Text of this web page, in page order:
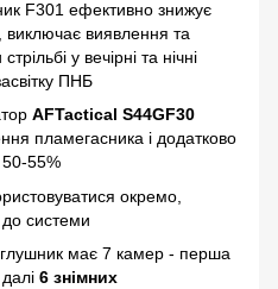
F301 ефективно знижує
виявлення та
у вечірні та нічні
ПНБ
AFTactical S44GF30
пламегасника і додатково
50-55%
окремо,
системи
глушник має 7 камер - перша
6 знімних